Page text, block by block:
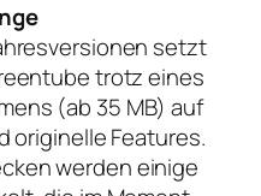
setzt
trotz eines
(ab 35 MB) auf
originelle Features.
werden einige